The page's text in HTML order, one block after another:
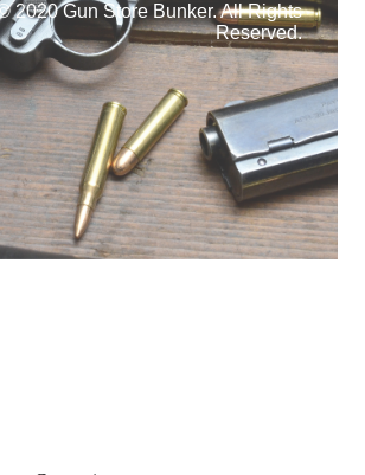
2020 Gun Store Bunker. All Rights
Reserved.